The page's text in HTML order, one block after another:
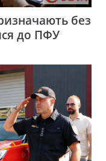
без
до ПФУ